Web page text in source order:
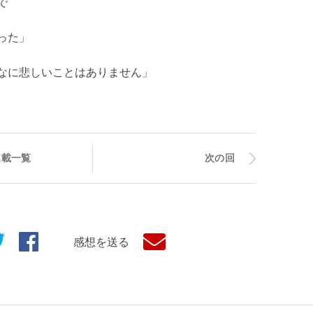
」
悲しいことはありません」
一覧 次の回
感想を送る